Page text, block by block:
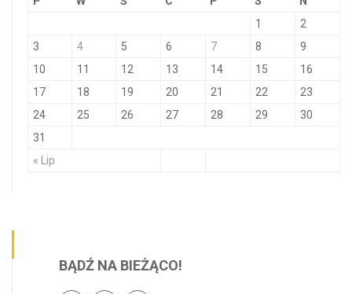
« Lip
1
2
3
4 5 6 7 8
9
10
11 12 13 14 15
16
17
18 19 20 21 22
23
24
25 26 27 28 29
30
31
BĄDŹ NA BIEŻĄCO!